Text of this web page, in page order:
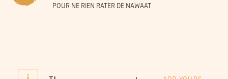
POUR NE RIEN RATER DE NAWAAT